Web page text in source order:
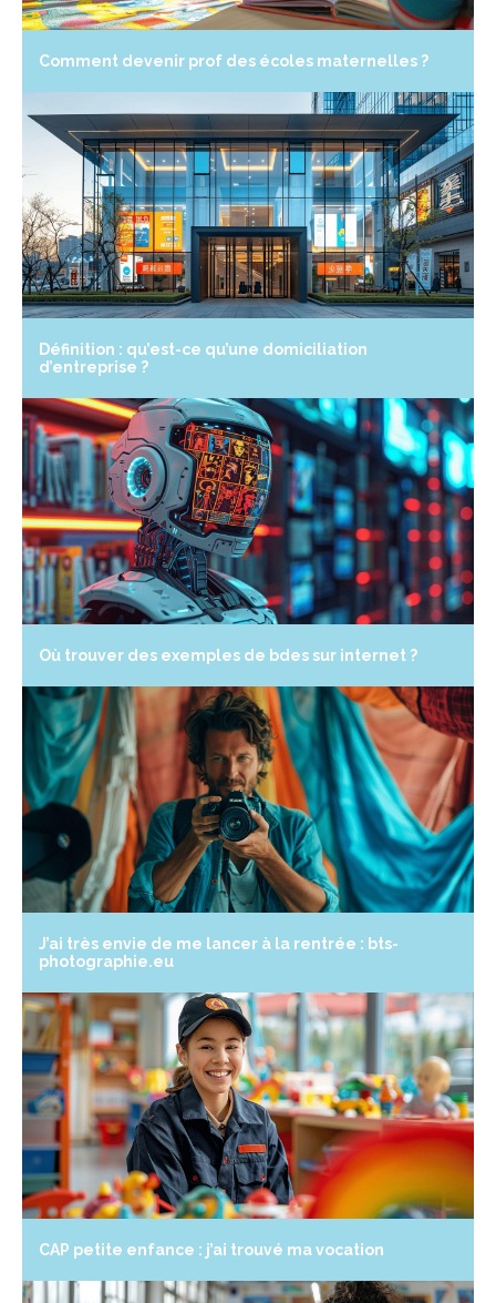
Comment devenir prof des écoles maternelles ?
Définition : qu’est-ce qu’une domiciliation
d’entreprise ?
Où trouver des exemples de bdes sur internet ?
J’ai très envie de me lancer à la rentrée : bts-
photographie.eu
CAP petite enfance : j’ai trouvé ma vocation